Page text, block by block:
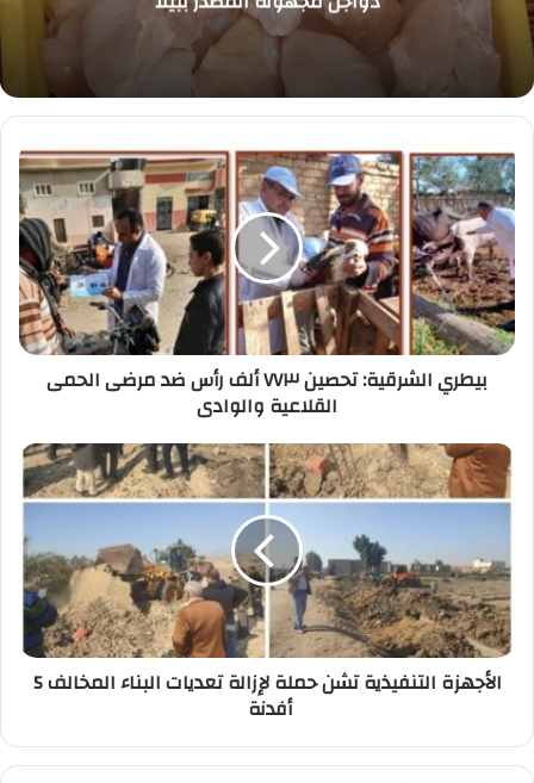
بيطري
الشرقية:
تحصين
٧٧٣
ألف
رأس
ضد
مرضى
الحمى
القلاعية
بيطري الشرقية: تحصين ٧٧٣ ألف رأس ضد مرضى الحمى
القلاعية والوادى
الأجهزة
التنفيذية
تشن
لإزالة
تعديات
البناء
المخالف
5
أفدنة
الأجهزة التنفيذية تشن حملة لإزالة تعديات البناء المخالف 5
أفدنة